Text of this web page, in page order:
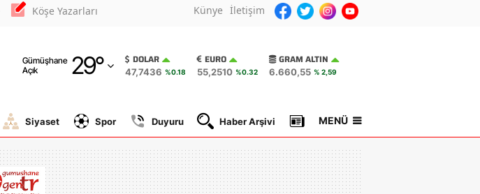
Köşe Yazarları Künye İletişim
Gümüşhane
Açık
29°
Amasya
Antalya
Aydın
DOLAR
47,7436 %0.18
EURO
55,2510 %0.32
GRAM ALTIN
6.660,55 % 2,59
Siyaset Spor Duyuru Haber Arşivi Gazete Manşetleri
MENÜ